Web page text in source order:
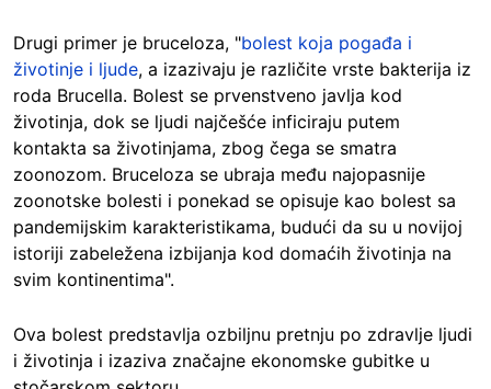
Drugi primer je bruceloza, "bolest koja pogađa i
životinje i ljude, a izazivaju je različite vrste bakterija iz
roda Brucella. Bolest se prvenstveno javlja kod
životinja, dok se ljudi najčešće inficiraju putem
kontakta sa životinjama, zbog čega se smatra
zoonozom. Bruceloza se ubraja među najopasnije
zoonotske bolesti i ponekad se opisuje kao bolest sa
pandemijskim karakteristikama, budući da su u novijoj
istoriji zabeležena izbijanja kod domaćih životinja na
svim kontinentima".
Ova bolest predstavlja ozbiljnu pretnju po zdravlje ljudi
i životinja i izaziva značajne ekonomske gubitke u